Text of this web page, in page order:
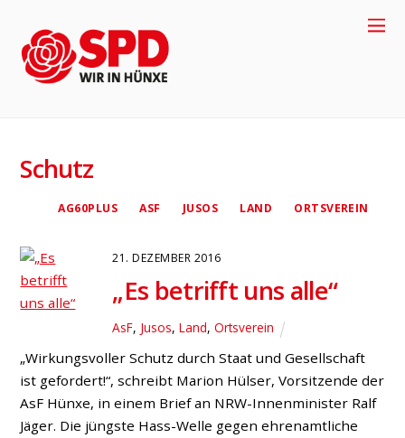
Schutz
AG60PLUS ASF JUSOS LAND ORTSVEREIN
21. DEZEMBER 2016
„Es betrifft uns alle“
AsF, Jusos,Land,Ortsverein
„Wirkungsvoller Schutz durch Staat und Gesellschaft
ist gefordert!“, schreibt Marion Hülser, Vorsitzende der
AsF Hünxe, in einem Brief an NRW-Innenminister Ralf
Jäger. Die jüngste Hass-Welle gegen ehrenamtliche